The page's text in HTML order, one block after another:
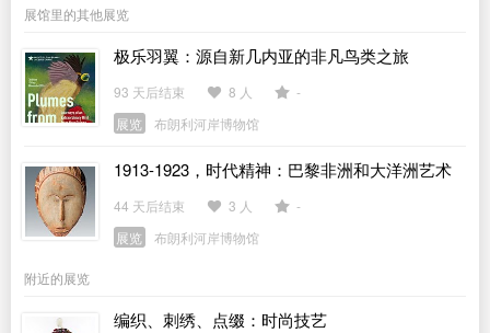
展馆里的其他展览
极乐羽翼：源自新几内亚的非凡鸟类之旅
93 天后结束 8 人
-
展览
布朗利河岸博物馆
1913-1923，时代精神：巴黎非洲和大洋洲艺术
展
44 天后结束 3 人
-
展览
布朗利河岸博物馆
附近的展览
编织、刺绣、点缀：时尚技艺